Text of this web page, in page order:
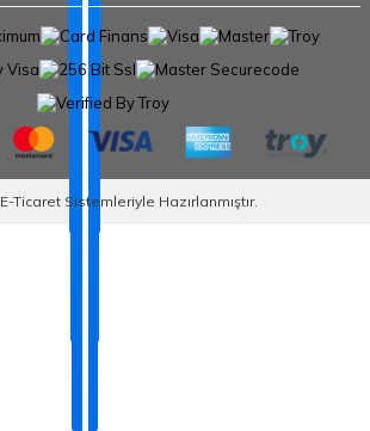
E-TicaretSistemleriyle Hazırlanmıştır.